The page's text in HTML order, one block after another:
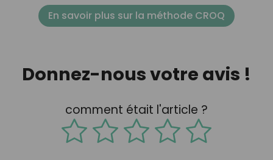
En savoir plus sur la méthode CROQ
Donnez-nous votre avis !
comment était l'article ?